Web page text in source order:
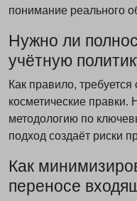
понимание реального
Нужно ли
учётную
Как правило,
косметические
методологию по
подход создаёт риски
Как
переносе